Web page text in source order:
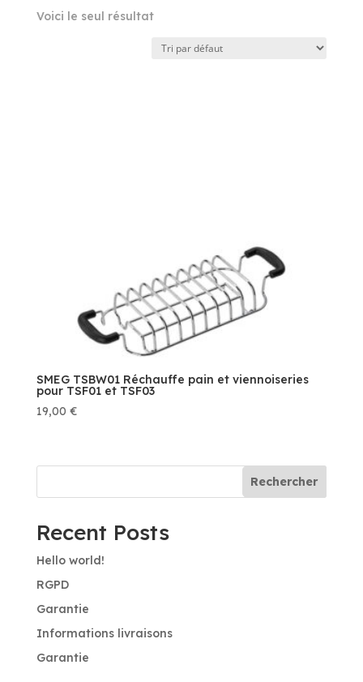
Voici le seul résultat
SMEG TSBW01 Réchauffe pain et viennoiseries
pour TSF01 et TSF03
19,00 €
Rechercher
Recent Posts
Hello world!
RGPD
Garantie
Informations livraisons
Garantie